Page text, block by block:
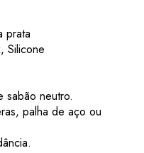
prata
Silicone
sabão neutro.
palha de aço ou